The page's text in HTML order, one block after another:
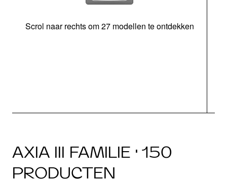
Scrol naar rechts om 27 modellen te ontdekken
AXIA III FAMILIE · 150
PRODUCTEN